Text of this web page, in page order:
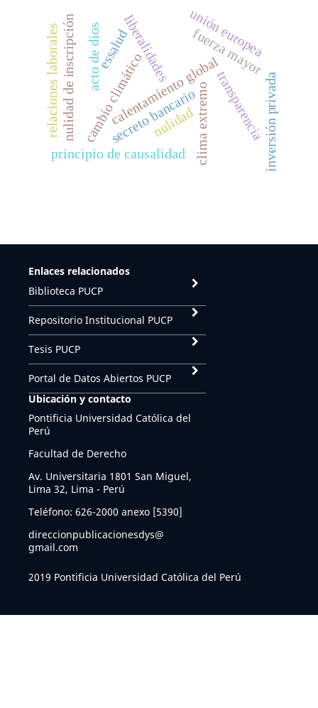
cambio climático
calentamiento global
clima extremo
fuerza mayor
acto de dios liberalidades
principio de causalidad
secreto bancario transparenciainversión privada
unión europea
nulidad de inscripción nulidad
relaciones laborales essalud
Enlaces relacionados
Biblioteca PUCP
Repositorio Institucional PUCP
Tesis PUCP
Portal de Datos Abiertos PUCP
Ubicación y contacto
Pontificia Universidad Católica del
Perú
Facultad de Derecho
Av. Universitaria 1801 San Miguel,
Lima 32, Lima - Perú
Teléfono: 626-2000 anexo [5390]
direccionpublicacionesdys@
gmail.com
2019 Pontificia Universidad Católica del Perú